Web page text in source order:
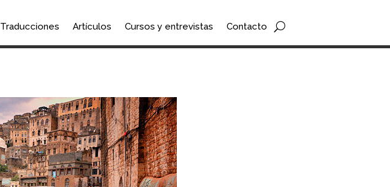
Traducciones Artículos Cursos y entrevistas Contacto